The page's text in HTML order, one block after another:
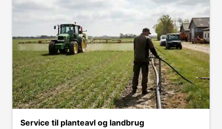
Service til planteavl og landbrug